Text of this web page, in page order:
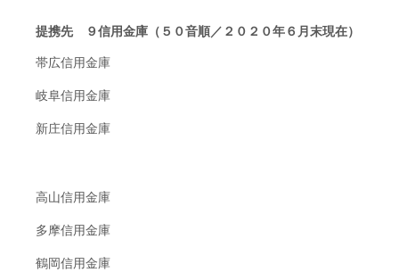
提携先 ９信用金庫（５０音順／２０２０年６月末現在）
帯広信用金庫
岐阜信用金庫
新庄信用金庫
高山信用金庫
多摩信用金庫
鶴岡信用金庫